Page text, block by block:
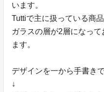
います。
Tuttiで主に扱っている商
ガラスの層が2層になっ
ます。
デザインを一から手書き
↓